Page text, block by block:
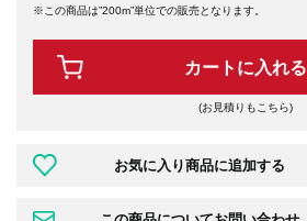
※この商品は”200m”単位での販売となります。
カートに入れる
(お見積りもこちら)